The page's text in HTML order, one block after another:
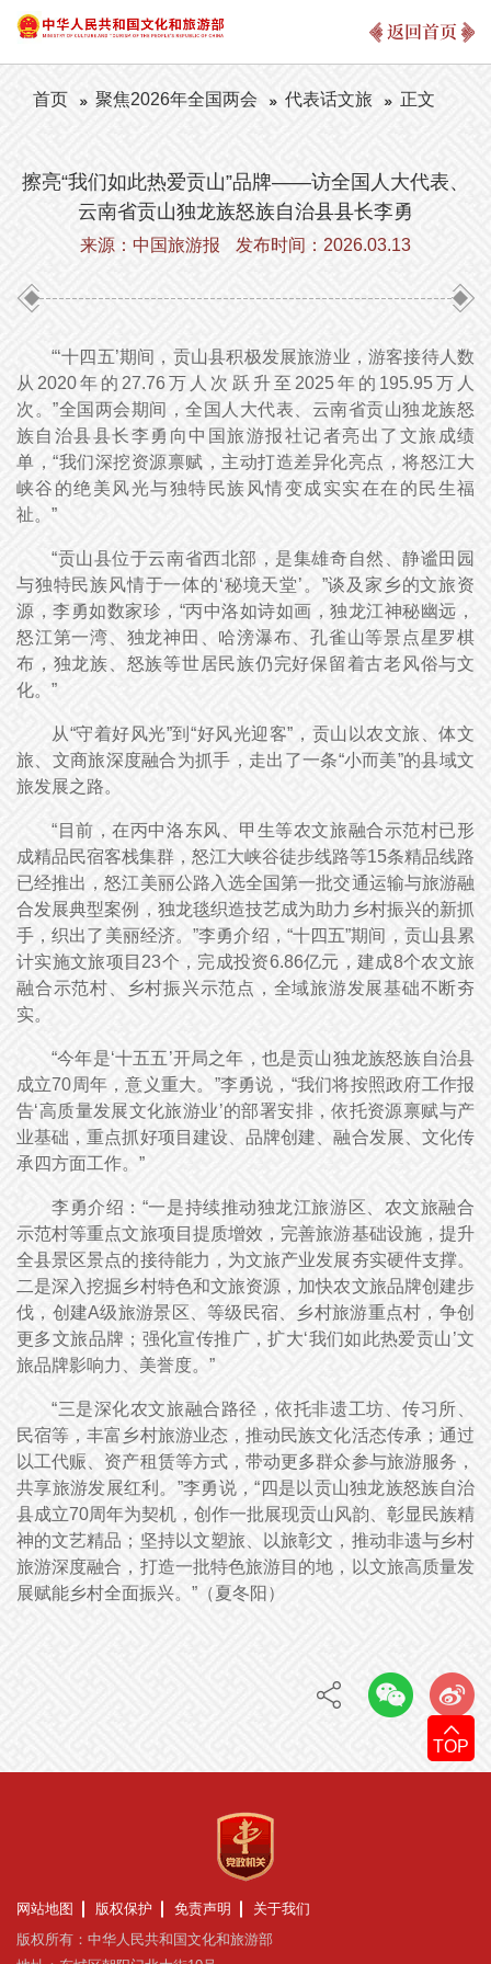
TOP
返回首页
首页 聚焦2026年全国两会 代表话文旅 正文
擦亮“我们如此热爱贡山”品牌——访全国人大代表、
云南省贡山独龙族怒族自治县县长李勇
来源：中国旅游报 发布时间：2026.03.13
“‘十四五’期间，贡山县积极发展旅游业，游客接待人数
从2020年的27.76万人次跃升至2025年的195.95万人
次。”全国两会期间，全国人大代表、云南省贡山独龙族怒
族自治县县长李勇向中国旅游报社记者亮出了文旅成绩
单，“我们深挖资源禀赋，主动打造差异化亮点，将怒江大
峡谷的绝美风光与独特民族风情变成实实在在的民生福
祉。”
“贡山县位于云南省西北部，是集雄奇自然、静谧田园
与独特民族风情于一体的‘秘境天堂’。”谈及家乡的文旅资
源，李勇如数家珍，“丙中洛如诗如画，独龙江神秘幽远，
怒江第一湾、独龙神田、哈滂瀑布、孔雀山等景点星罗棋
布，独龙族、怒族等世居民族仍完好保留着古老风俗与文
化。”
从“守着好风光”到“好风光迎客”，贡山以农文旅、体文
旅、文商旅深度融合为抓手，走出了一条“小而美”的县域文
旅发展之路。
“目前，在丙中洛东风、甲生等农文旅融合示范村已形
成精品民宿客栈集群，怒江大峡谷徒步线路等15条精品线路
已经推出，怒江美丽公路入选全国第一批交通运输与旅游融
合发展典型案例，独龙毯织造技艺成为助力乡村振兴的新抓
手，织出了美丽经济。”李勇介绍，“十四五”期间，贡山县累
计实施文旅项目23个，完成投资6.86亿元，建成8个农文旅
融合示范村、乡村振兴示范点，全域旅游发展基础不断夯
实。
“今年是‘十五五’开局之年，也是贡山独龙族怒族自治县
成立70周年，意义重大。”李勇说，“我们将按照政府工作报
告‘高质量发展文化旅游业’的部署安排，依托资源禀赋与产
业基础，重点抓好项目建设、品牌创建、融合发展、文化传
承四方面工作。”
李勇介绍：“一是持续推动独龙江旅游区、农文旅融合
示范村等重点文旅项目提质增效，完善旅游基础设施，提升
全县景区景点的接待能力，为文旅产业发展夯实硬件支撑。
二是深入挖掘乡村特色和文旅资源，加快农文旅品牌创建步
伐，创建A级旅游景区、等级民宿、乡村旅游重点村，争创
更多文旅品牌；强化宣传推广，扩大‘我们如此热爱贡山’文
旅品牌影响力、美誉度。”
“三是深化农文旅融合路径，依托非遗工坊、传习所、
民宿等，丰富乡村旅游业态，推动民族文化活态传承；通过
以工代赈、资产租赁等方式，带动更多群众参与旅游服务，
共享旅游发展红利。”李勇说，“四是以贡山独龙族怒族自治
县成立70周年为契机，创作一批展现贡山风韵、彰显民族精
神的文艺精品；坚持以文塑旅、以旅彰文，推动非遗与乡村
旅游深度融合，打造一批特色旅游目的地，以文旅高质量发
展赋能乡村全面振兴。”（夏冬阳 ）
网站地图 版权保护 免责声明
关于我们
版权所有：中华人民共和国文化和旅游部